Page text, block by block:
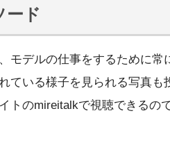
ード
モデルの仕事をするために常
ている様子を見られる写真も
トのmireitalkで視聴できるの